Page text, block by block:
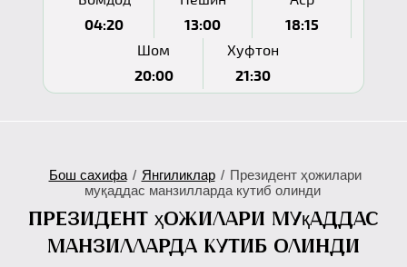
04:20
13:00
18:15
Шом
20:00
Хуфтон
21:30
Бош сахифа / Янгиликлар / Президент ҳожилари
муқаддас манзилларда кутиб олинди
Президент ҳожилари муқаддас
манзилларда кутиб олинди